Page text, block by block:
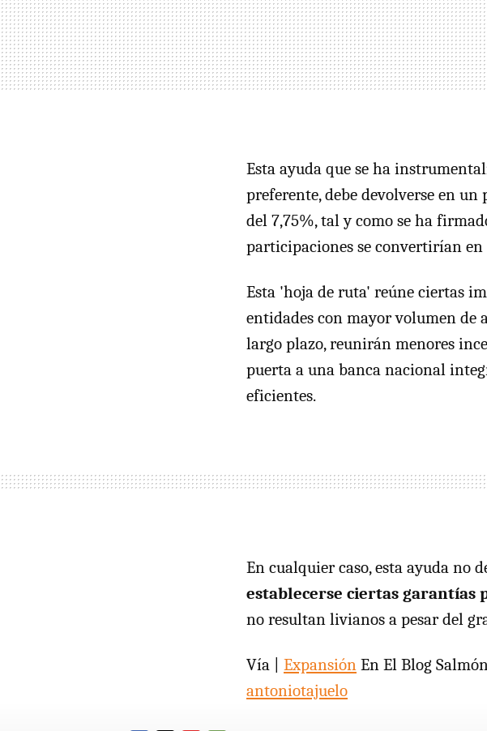
Esta ayuda que se ha
preferente, debe devolverse en
del 7,75%, tal y como se ha
participaciones se convertirían
Esta 'hoja de ruta' reúne ciertas
entidades con mayor volumen de
largo plazo, reunirán menores
puerta a una banca nacional
eficientes.
En cualquier caso, esta ayuda no
establecerse ciertas garantías
no resultan livianos a pesar del
Vía | Expansión En El Blog
antoniotajuelo